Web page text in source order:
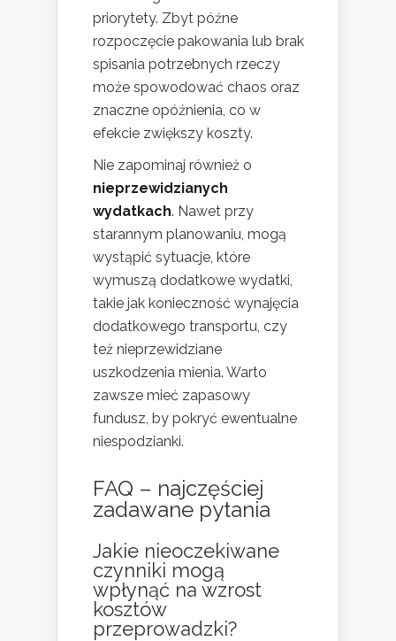
priorytety. Zbyt późne
rozpoczęcie pakowania lub brak
spisania potrzebnych rzeczy
może spowodować chaos oraz
znaczne opóźnienia, co w
efekcie zwiększy koszty.
Nie zapominaj również o
nieprzewidzianych
wydatkach. Nawet przy
starannym planowaniu, mogą
wystąpić sytuacje, które
wymuszą dodatkowe wydatki,
takie jak konieczność wynajęcia
dodatkowego transportu, czy
też nieprzewidziane
uszkodzenia mienia. Warto
zawsze mieć zapasowy
fundusz, by pokryć ewentualne
niespodzianki.
FAQ – najczęściej
zadawane pytania
Jakie nieoczekiwane
czynniki mogą
wpłynąć na wzrost
kosztów
przeprowadzki?